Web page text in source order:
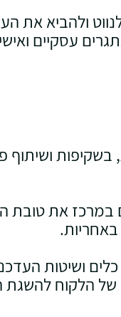
לנווט ולהביא את
עסקיים
בשקיפות ושיתוף
במרכז את טובת
באחריות.
ושיטות
של הלקוח להשגת